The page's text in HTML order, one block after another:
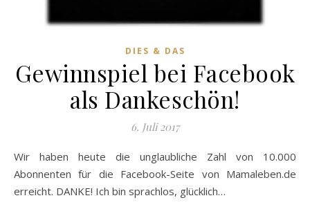
DIES & DAS
Gewinnspiel bei Facebook
als Dankeschön!
6. Juli 2017
Wir haben heute die unglaubliche Zahl von 10.000
Abonnenten für die Facebook-Seite von Mamaleben.de
erreicht. DANKE! Ich bin sprachlos, glücklich…